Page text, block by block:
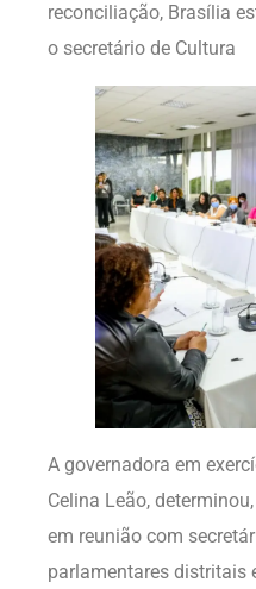
reconciliação, Brasília
o secretário de Cultura
A governadora em
Celina Leão,
em reunião com
parlamentares distritais